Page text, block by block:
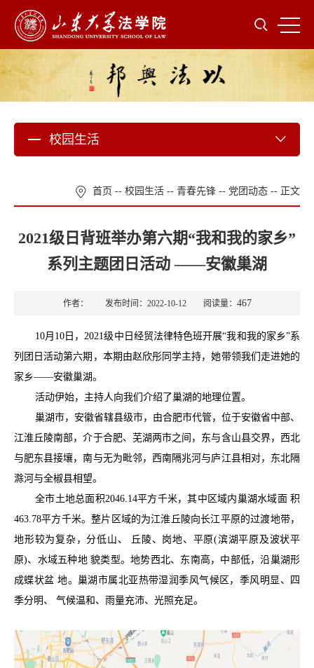
校园生活
首页 -- 校园生活 -- 青春先锋 -- 党团动态 -- 正文
2021级日背班举办第六期“我和我的家乡”
系列主题团日活动 ——安徽巢湖
作者： 发布时间：2022-10-12 阅读量： 467
10月10日，2021级中日经贸法律特色班开展“我和我的家乡”系
列团日活动第六期，本期由赵欣彤同学主持，她带领我们走进她的
家乡——安徽巢湖。
活动伊始，主持人向我们介绍了巢湖的地理位置。
巢湖市，安徽省辖县级市，由合肥市代管，位于安徽省中部、
江淮丘陵南部，介于合肥、芜湖两市之间，东与含山县交界，西北
与肥东县接壤，南与无为毗邻，西南隔兆河与庐江县相对，东北隔
滁河与全椒县相望。
全市土地总面积2046.14平方千米，其中区域内巢湖水域面 积
463.78平方千米。整片区域的为江淮丘陵向长江平原的过渡地带，
地形较为复杂，分低山、 丘陵、岗地、平原(滨湖平原及波状平
原)、水域五种地 貌类型。地势西北、东南高，中部低，沿巢湖形
成蝶状盆 地。巢湖市属北亚热带湿润季风气候区，季风明显、四
季分明、 气候温和、雨量充沛、光照充足。